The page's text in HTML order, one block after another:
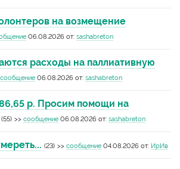
на возмещение
06.08.2026 от: sashabreton
расходы на паллиативную
сообщение 06.08.2026 от: sashabreton
р. Просим помощи на
(55) >> сообщение 06.08.2026 от: sashabreton
(23) >> сообщение 04.08.2026 от: ИрИв